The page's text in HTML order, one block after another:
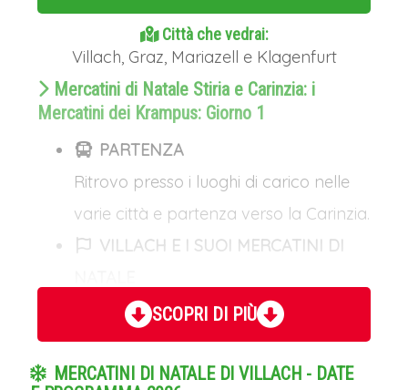
Città che vedrai:
Villach, Graz, Mariazell e Klagenfurt
Mercatini di Natale Stiria e Carinzia: i
Mercatini dei Krampus: Giorno 1
PARTENZA
Ritrovo presso i luoghi di carico nelle
varie città e partenza verso la Carinzia.
VILLACH E I SUOI MERCATINI DI
Arrivo in tarda mattinata a Villach,
incantevole città carinziana bagnata
dalla Drava, gioiello austriaco che
SCOPRI DI PIÙ
MERCATINI DI NATALE DI VILLACH - DATE